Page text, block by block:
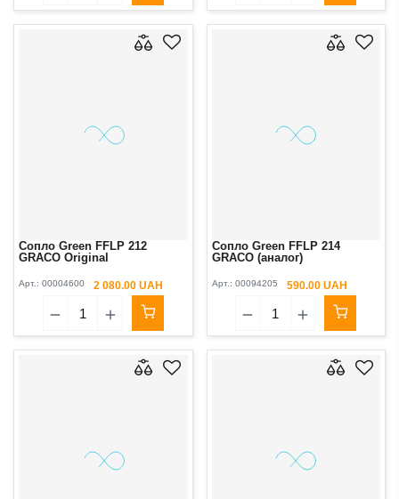
Сопло Green FFLP 212
GRACO Original
Арт.: 00004600 2 080.00 UAH
Сопло Green FFLP 214
GRACO (аналог)
Арт.: 00094205 590.00 UAH